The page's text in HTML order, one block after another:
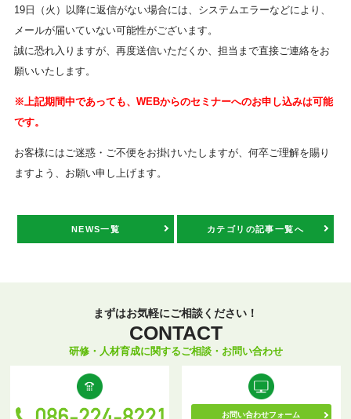
19日（火）以降に返信がない場合には、システムエラーなどにより、
メールが届いていない可能性がございます。
誠に恐れ入りますが、再度送信いただくか、担当まで直接ご連絡をお
願いいたします。
※上記期間中であっても、WEBからのセミナーへのお申し込みは可能
です。
お客様にはご迷惑・ご不便をお掛けいたしますが、何卒ご理解を賜り
ますよう、お願い申し上げます。
NEWS一覧 カテゴリの記事一覧へ
まずはお気軽にご相談ください！
CONTACT
研修・人材育成に関するご相談・お問い合わせ
お問い合わせフォーム